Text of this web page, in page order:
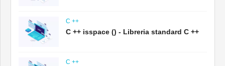
C ++
C ++ isspace () - Libreria standard C ++
C ++